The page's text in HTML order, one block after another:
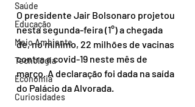
Saúde
Educação
Meio Ambiente
Tecnologia
Economia
Curiosidades
O presidente Jair Bolsonaro projetou
nesta segunda-feira (1°) a chegada
de, no mínimo, 22 milhões de vacinas
contra a covid-19 neste mês de
março. A declaração foi dada na saída
do Palácio da Alvorada.